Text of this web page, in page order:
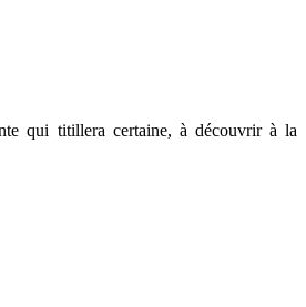
qui titillera certaine, à découvrir à la